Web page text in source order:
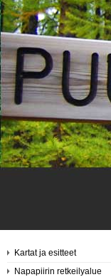
Kartat ja esitteet
Napapiirin retkeilyalue